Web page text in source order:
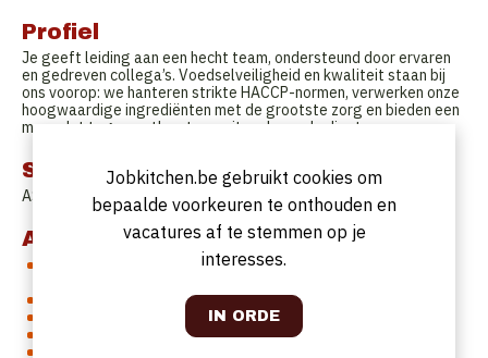
Profiel
Je geeft leiding aan een hecht team, ondersteund door ervaren
en gedreven collega’s. Voedselveiligheid en kwaliteit staan bij
ons voorop: we hanteren strikte HACCP-normen, verwerken onze
hoogwaardige ingrediënten met de grootste zorg en bieden een
menu dat tegemoetkomt aan uiteenlopende dieetwensen.
Startdatum
ASAP
Aanbod
Een aantrekkelijke vergoeding via een contract onbepaalde
Ecocheques (€250 per jaar)
Onbelaste netto overuren
Jobkitchen.be gebruikt cookies om
bepaalde voorkeuren te onthouden en
vacatures af te stemmen op je
interesses.